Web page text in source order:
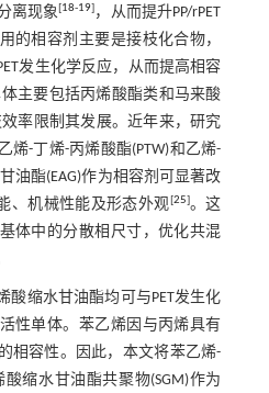
离现象[18-19] ，从而提升PP/rPET
的相容剂主要是接枝化合物，
发生化学反应，从而提高相容
主要包括丙烯酸酯类和马来酸
率限制其发展。近年来，研究
烯-丁烯-丙烯酸酯(PTW)和乙烯-
油酯(EAG)作为相容剂可显著改
、机械性能及形态外观[25]。这
体中的分散相尺寸，优化共混
酸缩水甘油酯均可与PET发生化
性单体。苯乙烯因与丙烯具有
相容性。因此，本文将苯乙烯-
缩水甘油酯共聚物(SGM)作为